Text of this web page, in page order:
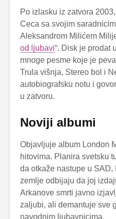
Po izlasku iz zatvora
Ceca sa svojim
Aleksandrom Milićem
od ljubavi“. Disk je prodat
mnoge pesme koje je
Trula višnja, Stereo bol i
autobiografsku notu i
u zatvoru.
Noviji albumi
Objavljuje album London
hitovima. Planira svetsku
da otkaže nastupe u
zemlje odbijaju da joj
Arkanove smrti javno
zaljubi, ali demantuje sve
navodnim ljubavnicima.